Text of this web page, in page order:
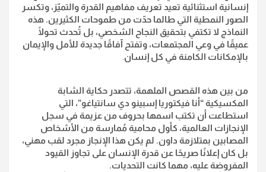
إنسانية استثنائية تعيد تعريف مفاهيم القدرة والتميّز، وتكسر
الصور النمطية التي طالما حدّت من طموحات الكثيرين. هذه
النماذج لا تكتفي بتحقيق النجاح الشخصي، بل تُحدث تحولًا
عميقًا في وعي المجتمعات، وتفتح آفاقًا جديدة للأمل والإيمان
بالإمكانات الكامنة في كل إنسان
من بين هذه القصص الملهمة، تتصدر حكاية الشابة
المكسيكية “أنا فيكتوريا إسبينو دي سانتياغو”، التي
استطاعت أن تكتب اسمها بحروف من عزيمة في سجل
الإنجازات العالمية، كأول محامية مُمارسة من الأشخاص
المصابين بمتلازمة داون. لم يكن هذا الإنجاز مجرد لقب مهني،
بل كان إعلانًا صريحًا عن قدرة الإنسان على تجاوز القيود
المفروضة عليه، مهما كانت التحديات.